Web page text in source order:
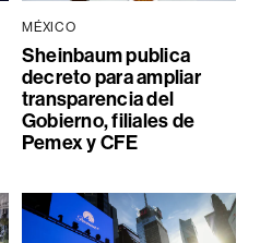
MÉXICO
Sheinbaum publica
decreto para ampliar
transparencia del
Gobierno, filiales de
Pemex y CFE